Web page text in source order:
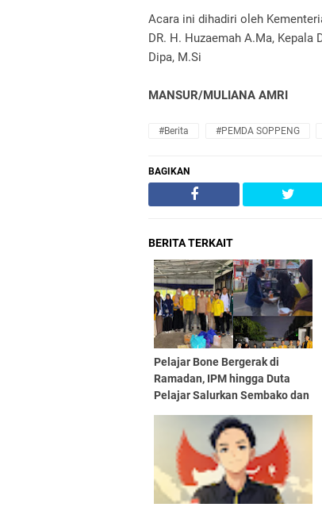
Acara ini dihadiri oleh
DR. H. Huzaemah A.Ma, Kepala
Dipa, M.Si
MANSUR/MULIANA AMRI
#Berita #PEMDA SOPPENG
BAGIKAN
BERITA TERKAIT
Pelajar Bone Bergerak di
Ramadan, IPM hingga Duta
Pelajar Salurkan Sembako dan